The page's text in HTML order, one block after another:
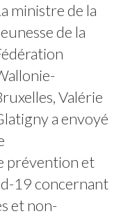
ministre de la
de la
Valérie
a envoyé
prévention et
19 concernant
et non-